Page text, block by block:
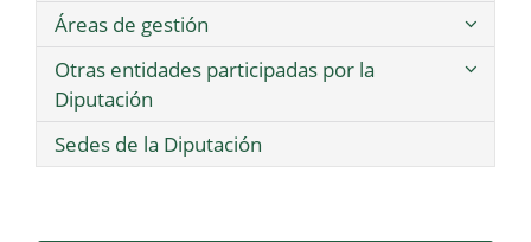
Áreas de gestión
Otras entidades participadas por la
Diputación
Sedes de la Diputación